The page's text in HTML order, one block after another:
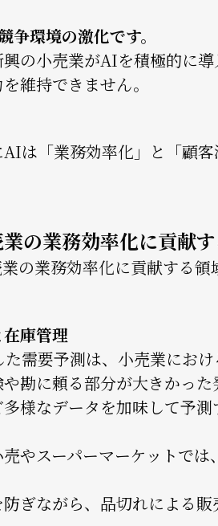
争環境の激化です。
の小売業がAIを積極的に
維持できません。
は「業務効率化」と「顧
の業務効率化に貢献
庫管理
需要予測は、小売業におけ
勘に頼る部分が大きかっ
様なデータを加味して予
やスーパーマーケットで
ぎながら、品切れによる